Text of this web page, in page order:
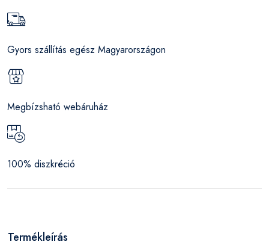
Gyors szállítás egész Magyarországon
Megbízsható webáruház
100% diszkréció
Termékleírás